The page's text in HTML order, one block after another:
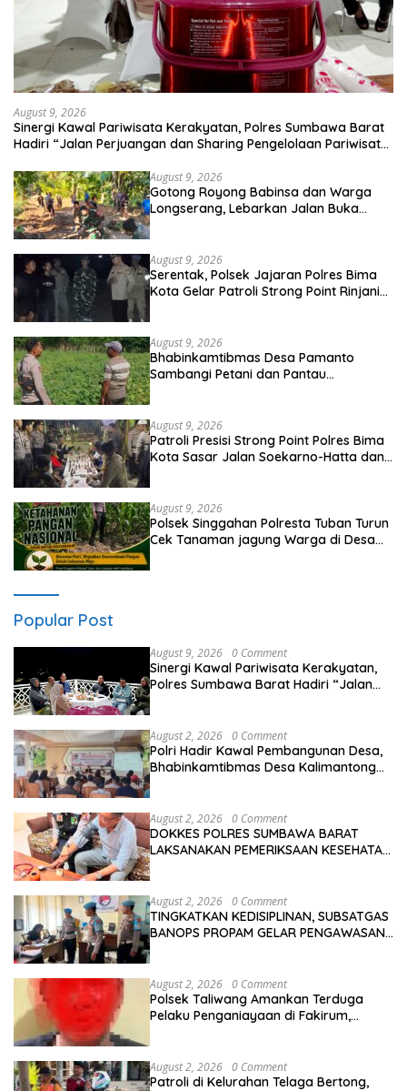
August 9, 2026
Sinergi Kawal Pariwisata Kerakyatan, Polres Sumbawa Barat
Hadiri “Jalan Perjuangan dan Sharing Pengelolaan Pariwisata
August 9, 2026
Gotong Royong Babinsa dan Warga
Longserang, Lebarkan Jalan Buka
August 9, 2026
Serentak, Polsek Jajaran Polres Bima
Kota Gelar Patroli Strong Point Rinjani
August 9, 2026
Bhabinkamtibmas Desa Pamanto
Sambangi Petani dan Pantau
August 9, 2026
Patroli Presisi Strong Point Polres Bima
Kota Sasar Jalan Soekarno-Hatta dan
August 9, 2026
Polsek Singgahan Polresta Tuban Turun
Cek Tanaman jagung Warga di Desa
Popular Post
August 9, 2026 0 Comment
Sinergi Kawal Pariwisata Kerakyatan,
Polres Sumbawa Barat Hadiri “Jalan
August 2, 2026 0 Comment
Polri Hadir Kawal Pembangunan Desa,
Bhabinkamtibmas Desa Kalimantong
August 2, 2026 0 Comment
DOKKES POLRES SUMBAWA BARAT
LAKSANAKAN PEMERIKSAAN KESEHATAN
August 2, 2026 0 Comment
TINGKATKAN KEDISIPLINAN, SUBSATGAS
BANOPS PROPAM GELAR PENGAWASAN
August 2, 2026 0 Comment
Polsek Taliwang Amankan Terduga
Pelaku Penganiayaan di Fakirum,
August 2, 2026 0 Comment
Patroli di Kelurahan Telaga Bertong,